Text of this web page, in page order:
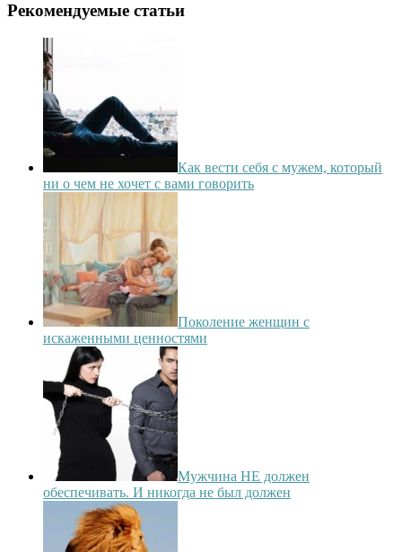
Рекомендуемые статьи
Как вести себя с мужем, который
ни о чем не хочет с вами говорить
Поколение женщин с
искаженными ценностями
Мужчина НЕ должен
обеспечивать. И никогда не был должен